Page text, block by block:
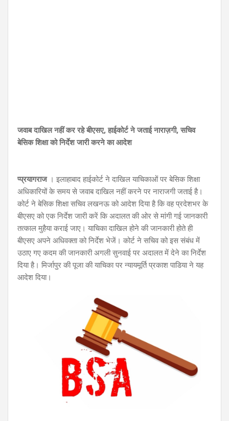
जवाब दाखिल नहीं कर रहे बीएसए, हाईकोर्ट ने जताई नाराज़गी, सचिव
बेसिक शिक्षा को निर्देश जारी करने का आदेश
प्प्रयागराज। इलाहाबाद हाईकोर्ट ने दाखिल याचिकाओं पर बेसिक शिक्षा
अधिकारियों के समय से जवाब दाखिल नहीं करने पर नाराजगी जताई है।
कोर्ट ने बेसिक शिक्षा सचिव लखनऊ को आदेश दिया है कि वह प्रदेशभर के
बीएसए को एक निर्देश जारी करें कि अदालत की ओर से मांगी गई जानकारी
तत्काल मुहैया कराई जाए। याचिका दाखिल होने की जानकारी होते ही
बीएसए अपने अधिवक्ता को निर्देश भेजें। कोर्ट ने सचिव को इस संबंध में
उठाए गए कदम की जानकारी अगली सुनवाई पर अदालत में देने का निर्देश
दिया है। मिर्जापुर की पूजा की याचिका पर न्यायमूर्ति प्रकाश पाडिया ने यह
आदेश दिया।